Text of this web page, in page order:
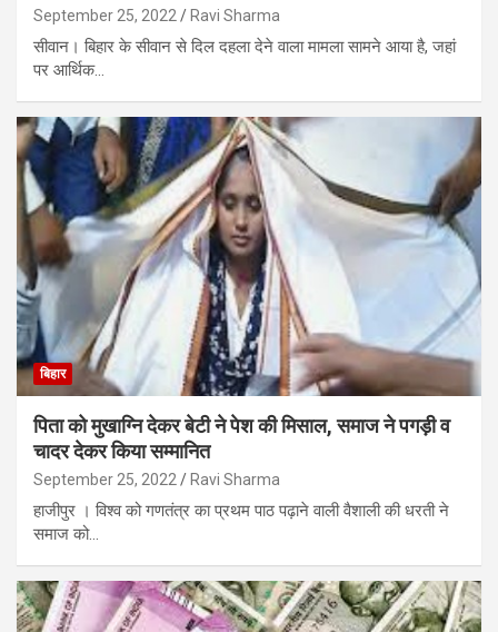
September 25, 2022 Ravi Sharma
सीवान। बिहार के सीवान से दिल दहला देने वाला मामला सामने आया है, जहां
पर आर्थिक…
बिहार
पिता को मुखाग्नि देकर बेटी ने पेश की मिसाल, समाज ने पगड़ी व
चादर देकर किया सम्मानित
September 25, 2022 Ravi Sharma
हाजीपुर । विश्व को गणतंत्र का प्रथम पाठ पढ़ाने वाली वैशाली की धरती ने
समाज को…